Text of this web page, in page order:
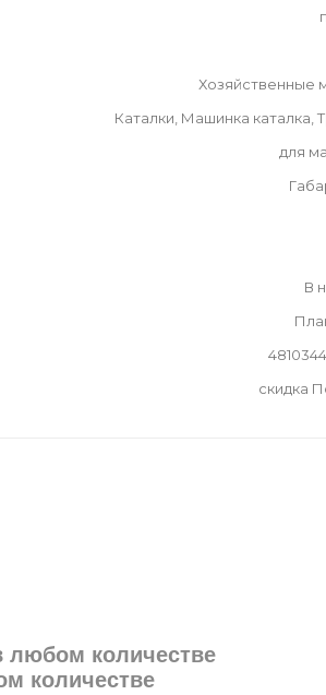
Хозяйственные
Каталки, Машинка каталка,
для
В
скидка
любом количестве
количестве